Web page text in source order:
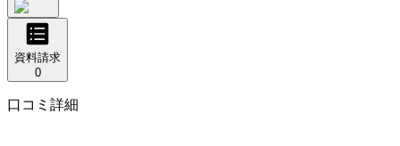
資料請求
0
口コミ詳細